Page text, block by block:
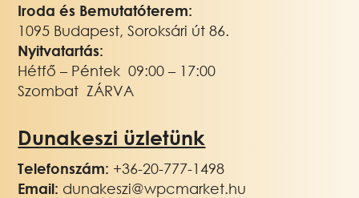
Iroda és Bemutatóterem:
1095 Budapest, Soroksári út 86.
Nyitvatartás:
Hétfő – Péntek 09:00 – 17:00
Szombat ZÁRVA
Dunakeszi üzletünk
Telefonszám: +36-20-777-1498
Email: dunakeszi@wpcmarket.hu